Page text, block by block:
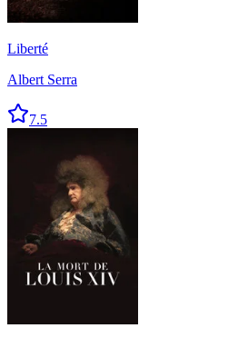
Liberté
Albert Serra
7.5